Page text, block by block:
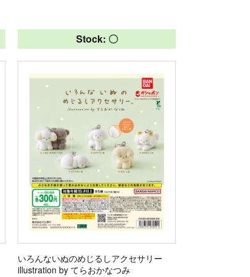
Stock: 〇
いろんないぬのめじるしアクセサリー
illustration by てらおかなつみ